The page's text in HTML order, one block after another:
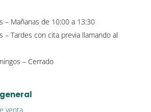
– Mañanas de 10:00 a 13:30
– Tardes con cita previa llamando al
– Cerrado
venta